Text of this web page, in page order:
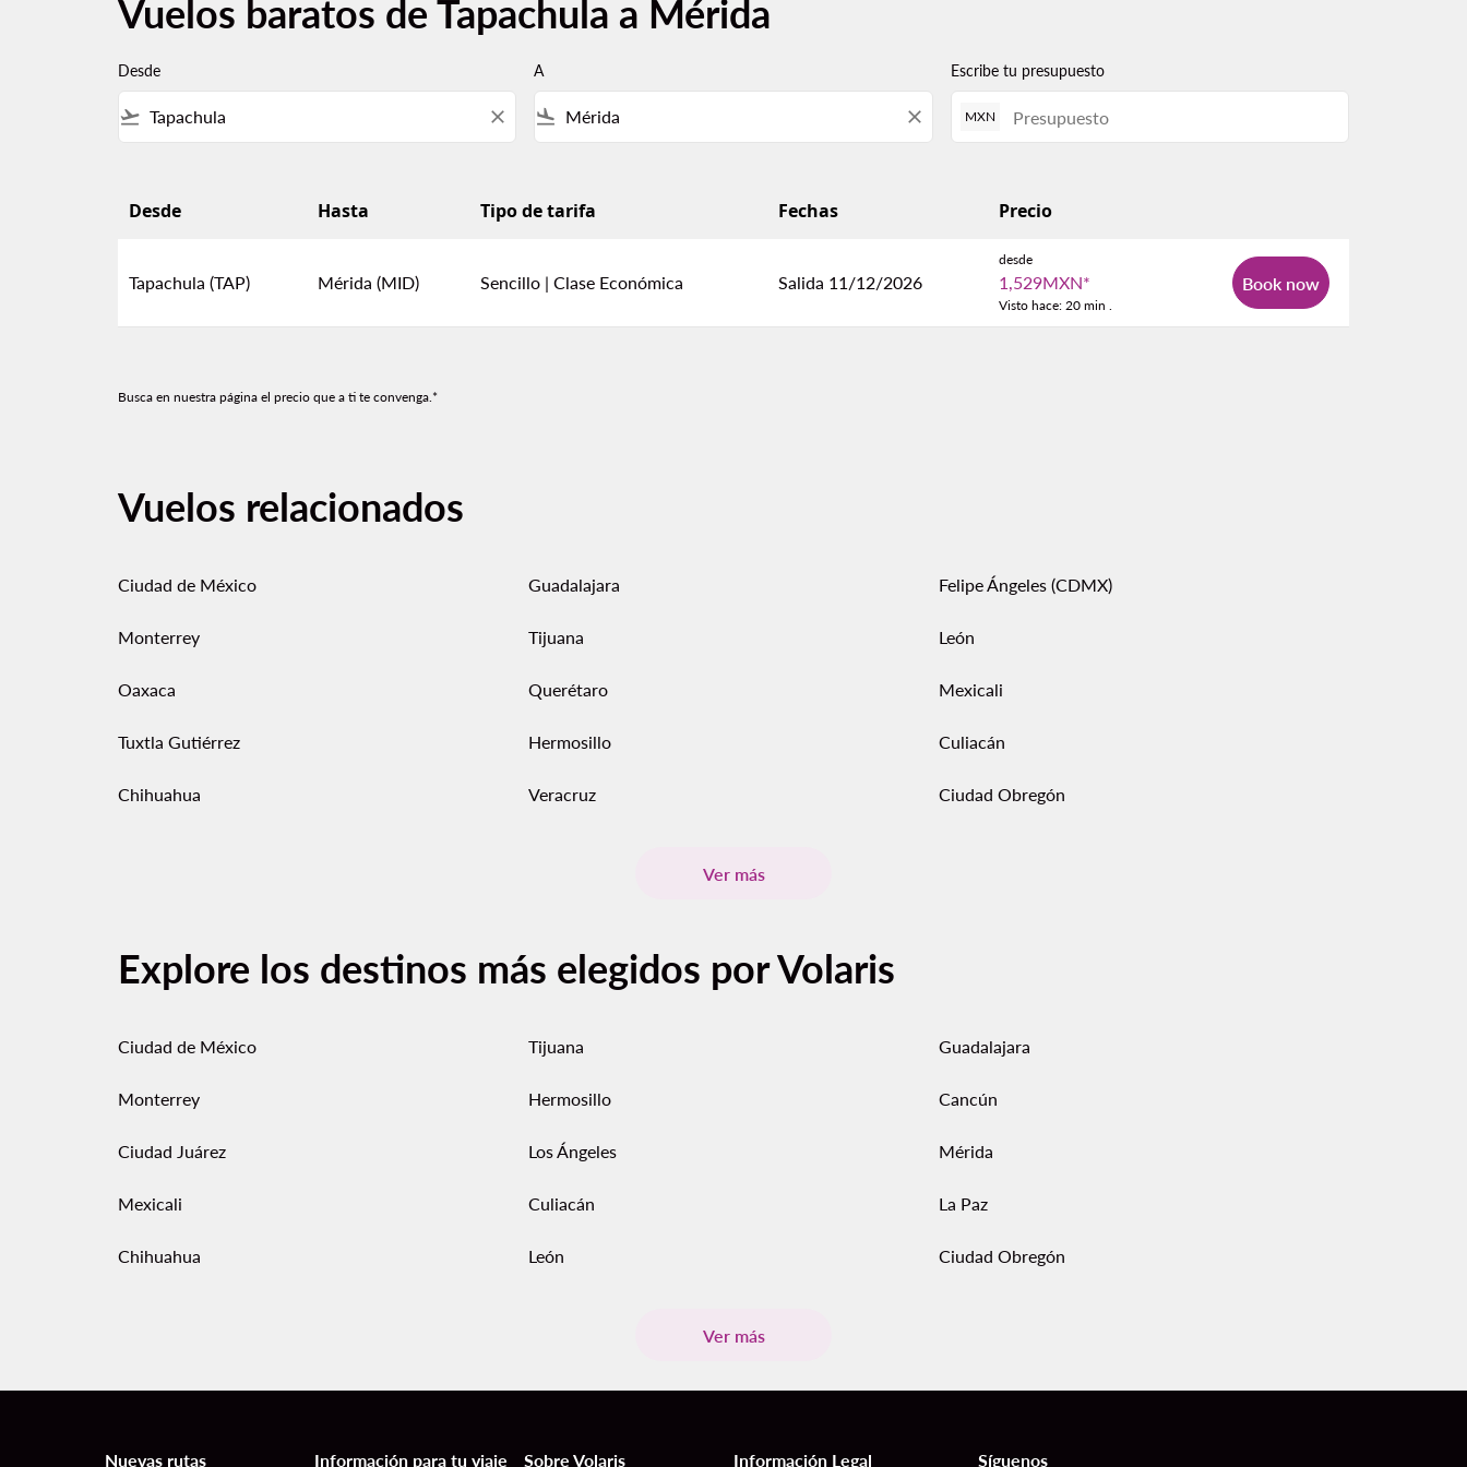
Vuelos baratos de Tapachula a Mérida
Desde
flight_takeoff close
A
flight_land close
Escribe tu presupuesto
MXN
Desde Hasta Tipo de tarifa Fechas Precio
Tapachula (TAP) Mérida (MID) Sencillo | Clase Económica Salida 11/12/2026
desde
1,529MXN*
Visto hace: 20 min .
Book now
Busca en nuestra página el precio que a ti te convenga.*
Vuelos relacionados
Ciudad de México Guadalajara Felipe Ángeles (CDMX)
Monterrey Tijuana León
Oaxaca Querétaro Mexicali
Tuxtla Gutiérrez Hermosillo Culiacán
Chihuahua Veracruz Ciudad Obregón
Ver más
Explore los destinos más elegidos por Volaris
Ciudad de México Tijuana Guadalajara
Monterrey Hermosillo Cancún
Ciudad Juárez Los Ángeles Mérida
Mexicali Culiacán La Paz
Chihuahua León Ciudad Obregón
Ver más
Nuevas rutas Información para tu viaje Sobre Volaris Información Legal Síguenos